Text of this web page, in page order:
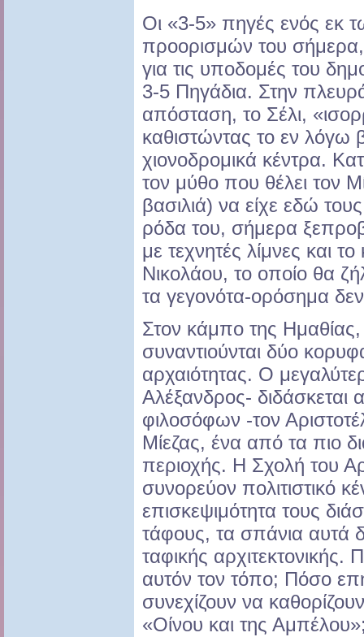
Οι «3-5» πηγές ενός εκ
προορισμών του σήμερα,
για τις υποδομές του
3-5 Πηγάδια. Στην
απόσταση, το Σέλι,
καθιστώντας το εν λόγω
χιονοδρομικά κέντρα.
τον μύθο που θέλει τον
βασιλιά) να είχε εδώ
ρόδα του, σήμερα
με τεχνητές λίμνες και
Νικολάου, το οποίο θα
τα γεγονότα-ορόσημα
Στον κάμπο της
συναντιούνται δύο
αρχαιότητας. Ο
Αλέξανδρος- διδάσκεται
φιλοσόφων -τον
Μίεζας, ένα από τα πιο
περιοχής. Η Σχολή του
συνορεύον πολιτιστικό
επισκεψιμότητα τους
τάφους, τα σπάνια αυτά
ταφικής
αυτόν τον τόπο; Πόσο
συνεχίζουν να
«Οίνου και της